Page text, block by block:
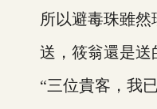
所以避毒珠雖然珍
送，筱翁還是送
“三位貴客，我已